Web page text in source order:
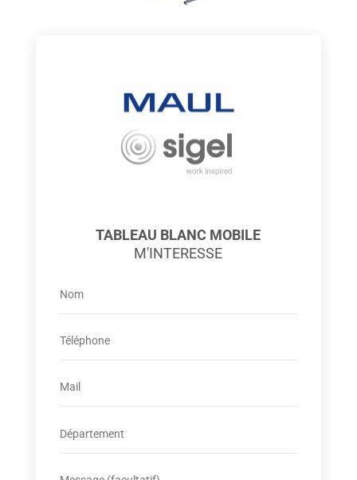
TABLEAU BLANC MOBILE